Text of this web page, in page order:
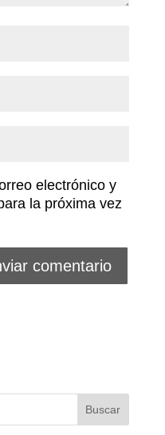
electrónico y
la próxima vez